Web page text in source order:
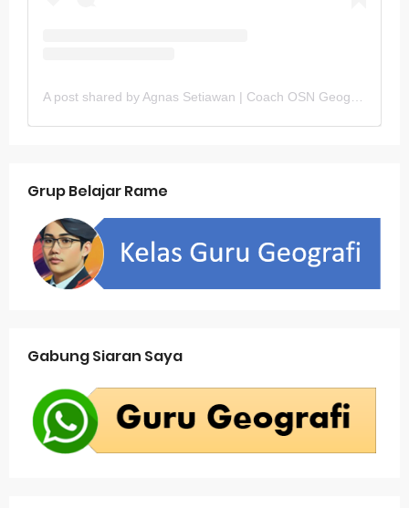
A post shared by Agnas Setiawan | Coach OSN Geografi (@gurugeografi)
Grup Belajar Rame
Gabung Siaran Saya